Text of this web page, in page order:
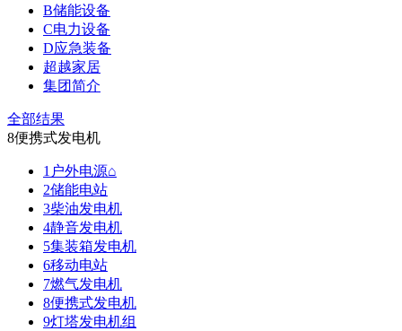
B储能设备
C电力设备
D应急装备
超越家居
集团简介
全部结果
8便携式发电机
1户外电源⌂
2储能电站
3柴油发电机
4静音发电机
5集装箱发电机
6移动电站
7燃气发电机
8便携式发电机
9灯塔发电机组